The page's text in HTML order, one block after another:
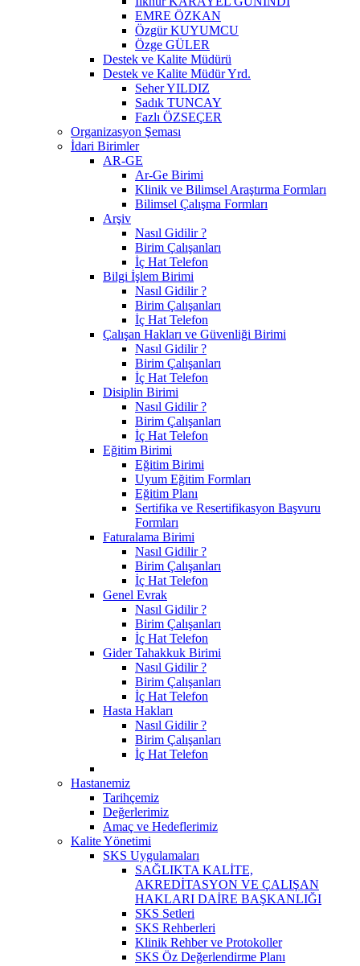
EMRE ÖZKAN
Özgür KUYUMCU
Özge GÜLER
Destek ve Kalite Müdürü
Destek ve Kalite Müdür Yrd.
Seher YILDIZ
Sadık TUNCAY
Fazlı ÖZSEÇER
Organizasyon Şeması
İdari Birimler
AR-GE
Ar-Ge Birimi
Klinik ve Bilimsel Araştırma Formları
Bilimsel Çalışma Formları
Arşiv
Nasıl Gidilir ?
Birim Çalışanları
İç Hat Telefon
Bilgi İşlem Birimi
Nasıl Gidilir ?
Birim Çalışanları
İç Hat Telefon
Çalışan Hakları ve Güvenliği Birimi
Nasıl Gidilir ?
Birim Çalışanları
İç Hat Telefon
Disiplin Birimi
Nasıl Gidilir ?
Birim Çalışanları
İç Hat Telefon
Eğitim Birimi
Eğitim Birimi
Uyum Eğitim Formları
Eğitim Planı
Sertifika ve Resertifikasyon Başvuru
Formları
Faturalama Birimi
Nasıl Gidilir ?
Birim Çalışanları
İç Hat Telefon
Genel Evrak
Nasıl Gidilir ?
Birim Çalışanları
İç Hat Telefon
Gider Tahakkuk Birimi
Nasıl Gidilir ?
Birim Çalışanları
İç Hat Telefon
Hasta Hakları
Nasıl Gidilir ?
Birim Çalışanları
İç Hat Telefon
Hastanemiz
Tarihçemiz
Değerlerimiz
Amaç ve Hedeflerimiz
Kalite Yönetimi
SKS Uygulamaları
SAĞLIKTA KALİTE,
AKREDİTASYON VE ÇALIŞAN
HAKLARI DAİRE BAŞKANLIĞI
SKS Setleri
SKS Rehberleri
Klinik Rehber ve Protokoller
SKS Öz Değerlendirme Planı